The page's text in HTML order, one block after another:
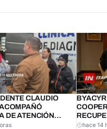
CLAUDIO
DE ATENCIÓN
EN SAN MIGUEL
hace 14